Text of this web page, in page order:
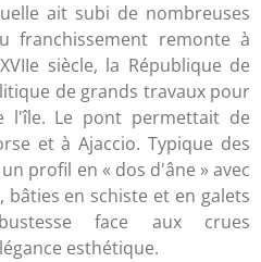
ait subi de nombreuses
franchissement remonte à
siècle, la République de
de grands travaux pour
l'île. Le pont permettait de
et à Ajaccio. Typique des
profil en « dos d'âne » avec
en schiste et en galets
face aux crues
esthétique.